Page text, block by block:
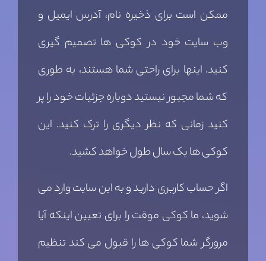
ممکن است برای ذخیره نام، آدرس ایمیل و
وب سایت خود در کوکی ها تصمیم گیری
کنید. اینها برای راحتی شما هستند، به طوری
که شما مجبور نیستید دوباره جزئیات خود را پر
کنید زمانی که نظر دیگری را ترک کنید. این
کوکی ها یک سال طول خواهد کشید.
اگر حساب کاربری دارید و به این سایت وارد می
شوید، ما کوکی موقت را برای تعیین اینکه آیا
مرورگر شما کوکی ها را قبول می کند تنظیم